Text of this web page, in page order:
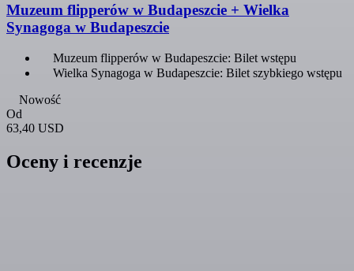
Muzeum flipperów w Budapeszcie + Wielka
Synagoga w Budapeszcie
Muzeum flipperów w Budapeszcie: Bilet wstępu
Wielka Synagoga w Budapeszcie: Bilet szybkiego wstępu
Nowość
Od
63,40 USD
Oceny i recenzje